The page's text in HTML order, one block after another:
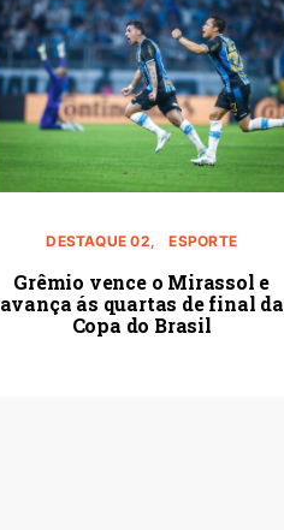
DESTAQUE 02 ESPORTE
Grêmio vence o Mirassol e
avança ás quartas de final da
Copa do Brasil